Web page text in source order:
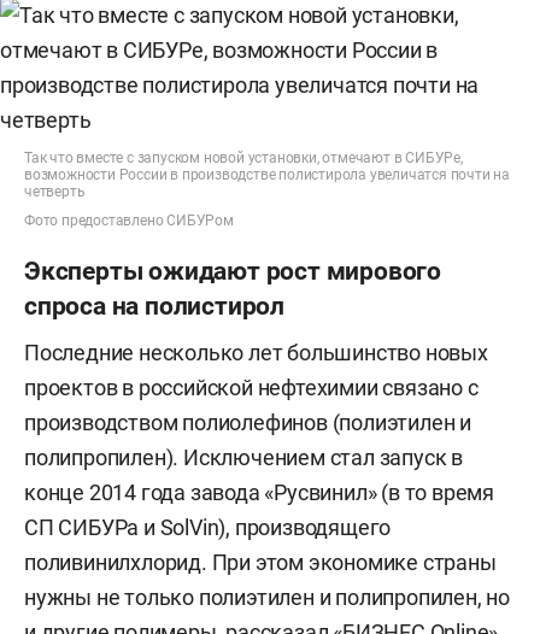
Так что вместе с запуском новой установки, отмечают в СИБУРе,
возможности России в производстве полистирола увеличатся почти на
четверть
Фото предоставлено СИБУРом
Эксперты ожидают рост мирового
спроса на полистирол
Последние несколько лет большинство новых
проектов в российской нефтехимии связано с
производством полиолефинов (полиэтилен и
полипропилен). Исключением стал запуск в
конце 2014 года завода «Русвинил» (в то время
СП СИБУРа и SolVin), производящего
поливинилхлорид. При этом экономике страны
нужны не только полиэтилен и полипропилен, но